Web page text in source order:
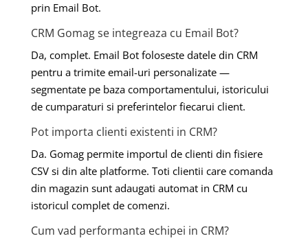
prin Email Bot.
CRM Gomag se integreaza cu Email Bot?
Da, complet. Email Bot foloseste datele din CRM
pentru a trimite email-uri personalizate —
segmentate pe baza comportamentului, istoricului
de cumparaturi si preferintelor fiecarui client.
Pot importa clienti existenti in CRM?
Da. Gomag permite importul de clienti din fisiere
CSV si din alte platforme. Toti clientii care comanda
din magazin sunt adaugati automat in CRM cu
istoricul complet de comenzi.
Cum vad performanta echipei in CRM?